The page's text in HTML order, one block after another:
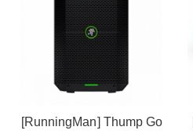
[RunningMan] Thump Go